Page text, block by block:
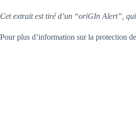
Cet extrait est tiré d’un “oriGIn Alert”,
Pour plus d’information sur la protection